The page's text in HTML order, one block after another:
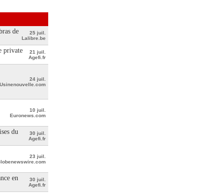
de
25 juil.
Lalibre.be
private
21 juil.
Agefi.fr
24 juil.
Usinenouvelle.com
10 juil.
Euronews.com
du
30 juil.
Agefi.fr
23 juil.
en
30 juil.
Agefi.fr